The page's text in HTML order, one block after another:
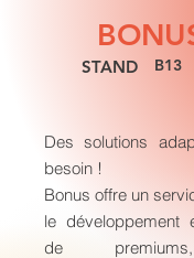
STAND B13
Des solutions
besoin !
Bonus offre un
le développement
de